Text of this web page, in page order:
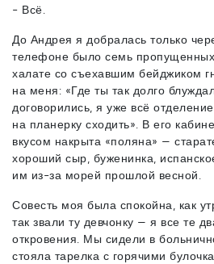
- Всё.
До Андрея я добралась только
телефоне было семь
халате со съехавшим бейджиком
на меня: «Где ты так долго
договорились, я уже всё
на планерку сходить». В его
вкусом накрыта «поляна» —
хороший сыр, буженинка,
им из-за морей прошлой весной.
Совесть моя была спокойна, как
так звали ту девчонку — я все те
откровения. Мы сидели в
стояла тарелка с горячими